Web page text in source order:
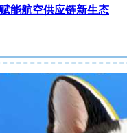
能航空供应链新生态